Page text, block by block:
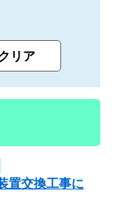
置交換工事に